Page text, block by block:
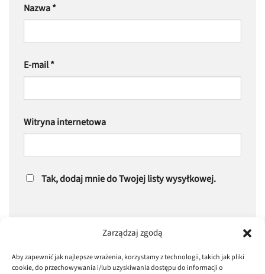
Zarządzaj zgodą
Aby zapewnić jak najlepsze wrażenia, korzystamy z technologii, takich jak pliki
cookie, do przechowywania i/lub uzyskiwania dostępu do informacji o
Nazwa*
E-mail*
Witryna internetowa
Tak, dodaj mnie do Twojej listy wysyłkowej.